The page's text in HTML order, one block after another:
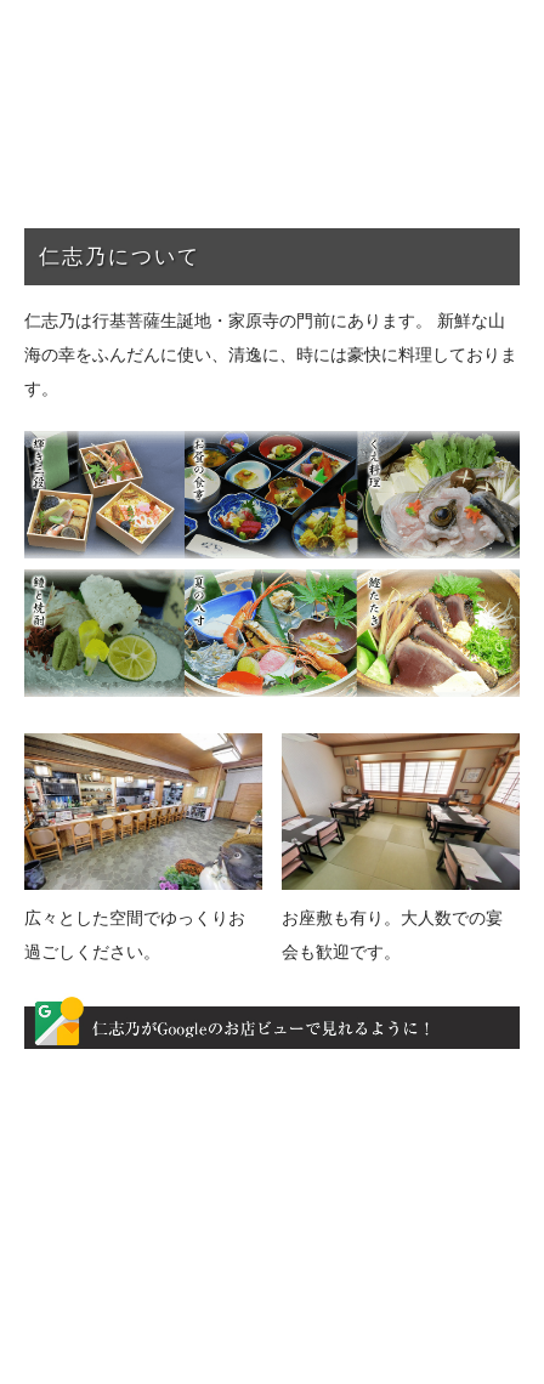
仁志乃について
仁志乃は行基菩薩生誕地・家原寺の門前にあります。 新鮮な山
海の幸をふんだんに使い、清逸に、時には豪快に料理しておりま
す。
広々とした空間でゆっくりお
過ごしください。
お座敷も有り。大人数での宴
会も歓迎です。